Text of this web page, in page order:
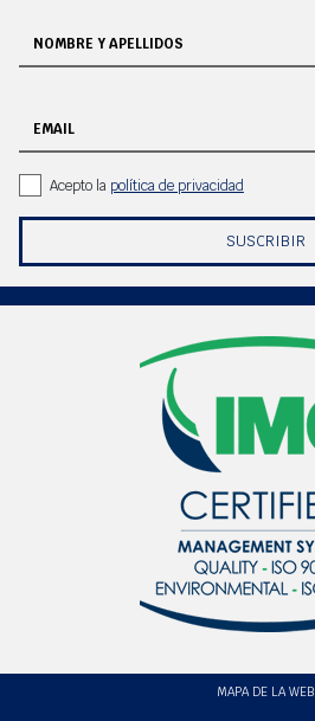
NOMBRE Y APELLIDOS
EMAIL
Acepto la política de privacidad
SUSCRIBIR
MAPA DE LA WEB